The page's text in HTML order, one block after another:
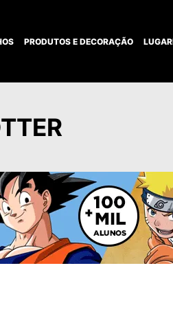
PRODUTOS E DECORAÇÃO